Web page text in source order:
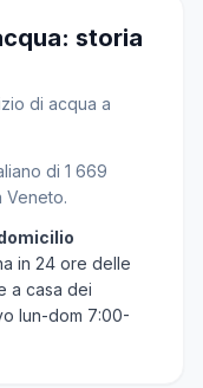
storia
di acqua a
di 1 669
Veneto.
in 24 ore delle
a casa dei
lun-dom 7:00-